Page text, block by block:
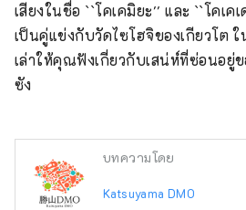
เสียงในชื่อ ``โคเคมิยะ'' และ ``โคเค
เป็นคู่แข่งกับวัดไซโฮจิของเกียวโต
เล่าให้คุณฟังเกี่ยวกับเสน่ห์ที่ซ่อนอยู่ข
ซัง
บทความโดย
Katsuyama DMO